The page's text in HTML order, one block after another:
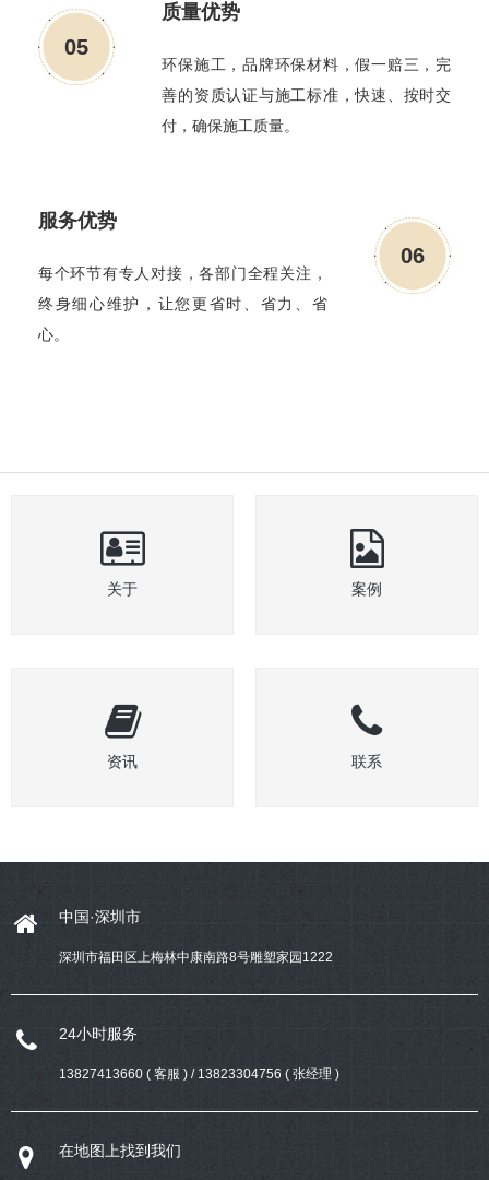
05
质量优势
环保施工，品牌环保材料，假一赔三，完
善的资质认证与施工标准，快速、按时交
付，确保施工质量。
服务优势
每个环节有专人对接，各部门全程关注，
终身细心维护，让您更省时、省力、省
心。
06
关于 案例
资讯 联系
中国·深圳市
深圳市福田区上梅林中康南路8号雕塑家园1222
24小时服务
13827413660 ( 客服 ) / 13823304756 ( 张经理 )
在地图上找到我们